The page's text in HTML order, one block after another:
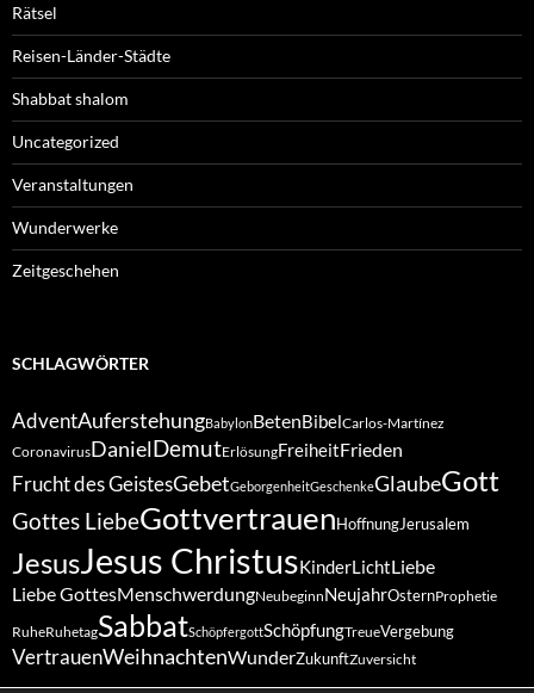
Rätsel
Reisen-Länder-Städte
Shabbat shalom
Uncategorized
Veranstaltungen
Wunderwerke
Zeitgeschehen
SCHLAGWÖRTER
AdventAuferstehungBabylonBetenBibelCarlos-Martínez
CoronavirusDanielDemutErlösungFreiheitFrieden
Frucht des GeistesGebetGeborgenheitGeschenkeGlaubeGott
Gottes LiebeGottvertrauenHoffnungJerusalem
JesusJesus ChristusKinderLichtLiebe
Liebe GottesMenschwerdungNeubeginnNeujahrOsternProphetie
RuheRuhetagSabbatSchöpfergottSchöpfungTreueVergebung
VertrauenWeihnachtenWunderZukunftZuversicht